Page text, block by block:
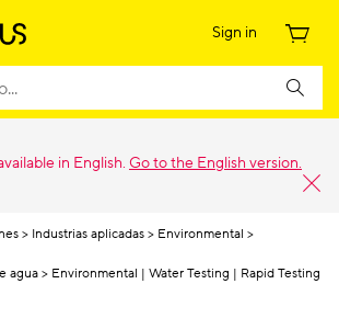
Sign in
in English. Go to the English version.
Industrias aplicadas Environmental
agua Environmental | Water Testing | Rapid Testing